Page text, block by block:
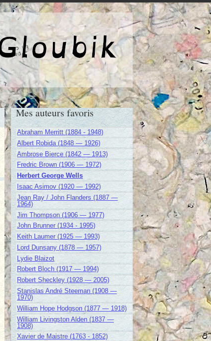
Gloubik
Mes auteurs favoris
Abraham Merritt (1884 - 1948)
Albert Robida (1848 — 1926)
Ambrose Bierce (1842 — 1913)
Fredric Brown (1906 — 1972)
Herbert George Wells
Isaac Asimov (1920 — 1992)
Jean Ray / John Flanders (1887 —
1964)
Jim Thompson (1906 — 1977)
John Brunner (1934 - 1995)
Keith Laumer (1925 — 1993)
Lord Dunsany (1878 — 1957)
Lydie Blaizot
Robert Bloch (1917 — 1994)
Robert Sheckley (1928 — 2005)
Stanislas André Steeman (1908 —
1970)
William Hope Hodgson (1877 — 1918)
William Livingston Alden (1837 —
1908)
Xavier de Maistre (1763 - 1852)